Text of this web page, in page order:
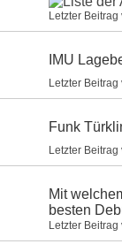
Letzter Beitrag
IMU
Letzter Beitrag
Funk
Letzter Beitrag
Mit
besten
Letzter Beitrag